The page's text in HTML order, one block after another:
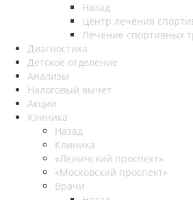
Назад
Центр лечения
Лечение спортивных
Диагностика
Детское отделение
Анализы
Налоговый вычет
Акции
Клиника
Назад
Клиника
«Ленинский проспект»
«Московский проспект»
Врачи